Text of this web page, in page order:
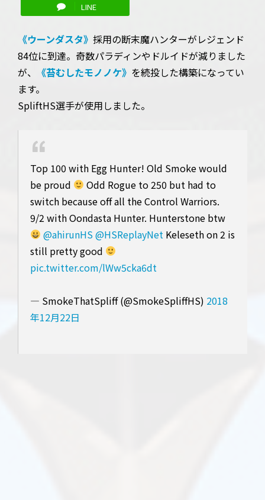
LINE
《ウーンダスタ》 採用の断末魔ハンターがレジェンド
84位に到達。奇数パラディンやドルイドが減りました
が、
《苔むしたモノノケ》 を続投した構築になってい
ます。
SpliftHS選手が使用しました。
Top 100 with Egg Hunter! Old Smoke would
be proud
Odd Rogue to 250 but had to
switch because off all the Control Warriors.
9/2 with Oondasta Hunter. Hunterstone btw
@ahirunHS@HSReplayNet Keleseth on 2 is
still pretty good
pic.twitter.com/lWw5cka6dt
— SmokeThatSpliff (@SmokeSpliffHS) 2018
年12月22日